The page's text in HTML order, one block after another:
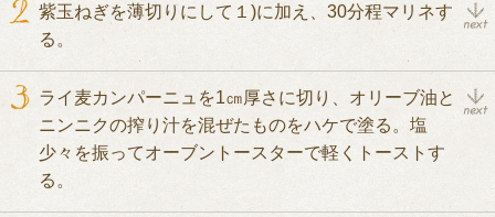
紫玉ねぎを薄切りにして１)に加え、30分程マリネす
る。
ライ麦カンパーニュを1㎝厚さに切り、オリーブ油と
ニンニクの搾り汁を混ぜたものをハケで塗る。塩
少々を振ってオーブントースターで軽くトーストす
る。